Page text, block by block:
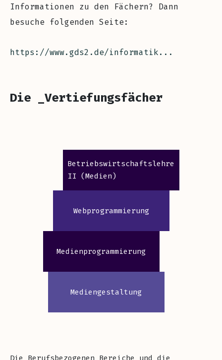
Informationen zu den Fächern? Dann
besuche folgenden Seite:
https://www.gds2.de/informatik...
Die _Vertiefungsfächer
Die Berufsbezogenen Bereiche und die
Mediengestaltung
Medienprogrammierung
Webprogrammierung
Betriebswirtschaftslehre
II (Medien)